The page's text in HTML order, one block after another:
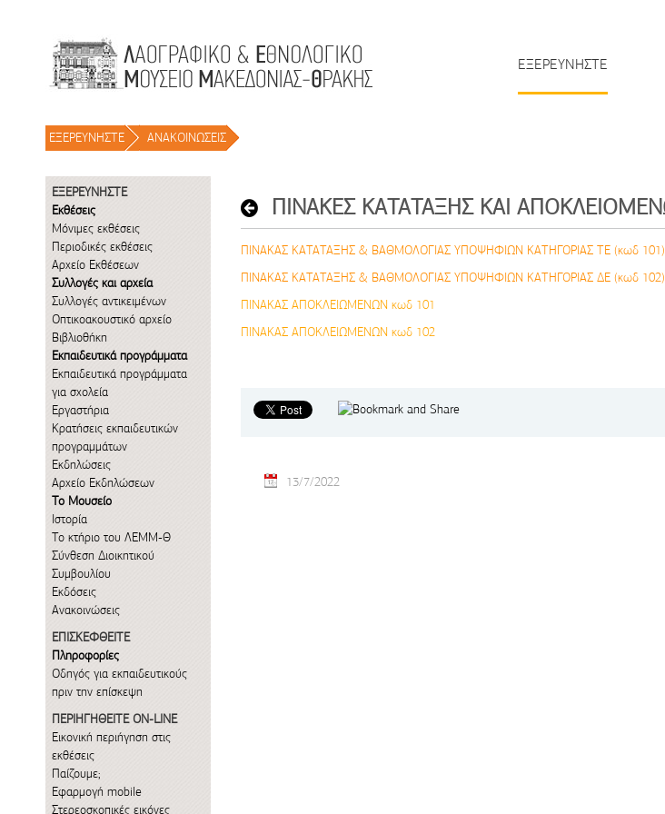
ΕΞΕΡΕΥΝΗΣΤΕ
ΕΞΕΡΕΥΝΗΣΤΕ / ΑΝΑΚΟΙΝΩΣΕΙΣ /
ΕΞΕΡΕΥΝΗΣΤΕ
Εκθέσεις
Μόνιμες εκθέσεις
Περιοδικές εκθέσεις
Αρχείο Εκθέσεων
Συλλογές και αρχεία
Συλλογές αντικειμένων
Οπτικοακουστικό αρχείο
Βιβλιοθήκη
Εκπαιδευτικά προγράμματα
Εκπαιδευτικά προγράμματα
για σχολεία
Εργαστήρια
Κρατήσεις εκπαιδευτικών
προγραμμάτων
Εκδηλώσεις
Αρχείο Εκδηλώσεων
Το Μουσείο
Ιστορία
Το κτήριο του ΛΕΜΜ-Θ
Σύνθεση Διοικητικού
Συμβουλίου
Εκδόσεις
Ανακοινώσεις
ΕΠΙΣΚΕΦΘΕΙΤΕ
Πληροφορίες
Οδηγός για εκπαιδευτικούς
πριν την επίσκεψη
ΠΕΡΙΗΓΗΘΕΙΤΕ ON-LINE
Εικονική περιήγηση στις
εκθέσεις
Παίζουμε;
Εφαρμογή mobile
Στερεοσκοπικές εικόνες
ΠΙΝΑΚΑΣ ΚΑΤΑΤΑΞΗΣ & ΒΑΘΜΟΛΟΓΙΑΣ ΥΠΟΨΗΦΙΩΝ ΚΑΤΗΓΟΡΙΑΣ TE (κωδ 101)
ΠΙΝΑΚΑΣ ΚΑΤΑΤΑΞΗΣ & ΒΑΘΜΟΛΟΓΙΑΣ ΥΠΟΨΗΦΙΩΝ ΚΑΤΗΓΟΡΙΑΣ ΔΕ (κωδ 102)
ΠΙΝΑΚΑΣ ΑΠΟΚΛΕΙΩΜΕΝΩΝ κωδ 101
ΠΙΝΑΚΑΣ ΑΠΟΚΛΕΙΩΜΕΝΩΝ κωδ 102
13/7/2022